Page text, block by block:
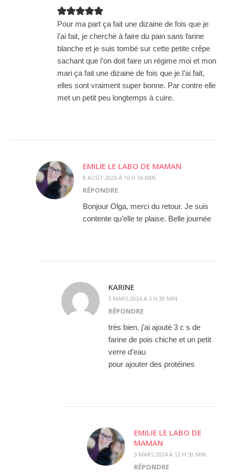
Pour ma part ça fait une dizaine de fois que je
l’ai fait, je cherché à faire du pain sans farine
blanche et je suis tombé sur cette petite crêpe
sachant que l’on doit faire un régime moi et mon
mari ça fait une dizaine de fois que je l’ai fait,
elles sont vraiment super bonne. Par contre elle
met un petit peu longtemps à cuire.
EMILIE LE LABO DE MAMAN
8 AOÛT 2023 À 16 H 36 MIN
RÉPONDRE
Bonjour Olga, merci du retour. Je suis
contente qu’elle te plaise. Belle journée
KARINE
3 MARS 2024 À 3 H 30 MIN
RÉPONDRE
très bien. j’ai ajouté 3 c s de
farine de pois chiche et un petit
verre d’eau
pour ajouter des protéines
EMILIE LE LABO DE
MAMAN
3 MARS 2024 À 12 H 50 MIN
RÉPONDRE